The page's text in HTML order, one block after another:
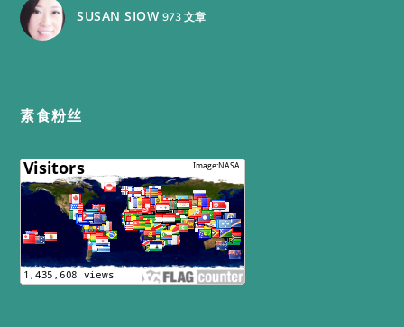
SUSAN SIOW 973 文章
素食粉丝